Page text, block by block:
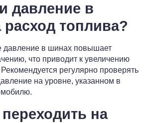
давление в
топлива?
давление в шинах повышает
что приводит к увеличению
регулярно проверять
на уровне, указанном в
на